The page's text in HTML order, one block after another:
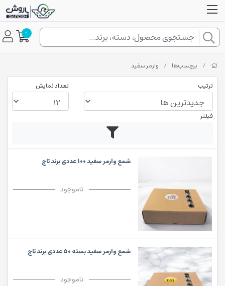
0
/ برچسب‌ها / وارمر سفید
ترتیب تعداد نمایش
فیلتر
شمع وارمر سفید 100 عددی برند تاج
ناموجود
شمع وارمر سفید بسته 50 عددی برند تاج
ناموجود